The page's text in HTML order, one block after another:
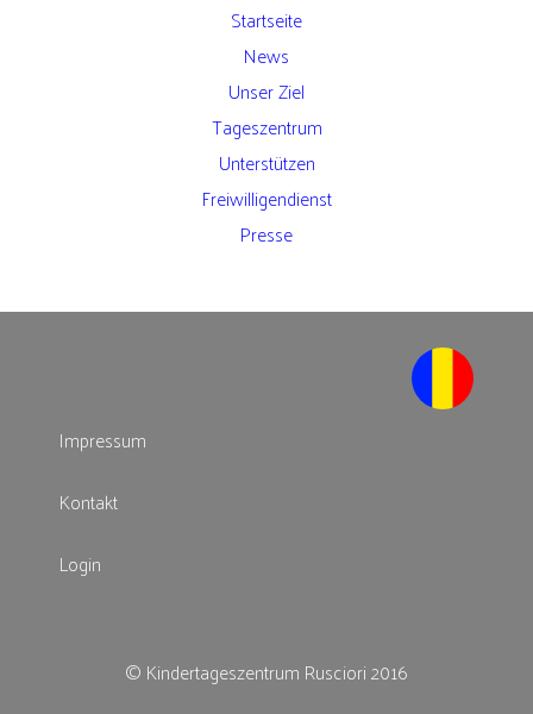
Startseite
News
Unser Ziel
Tageszentrum
Unterstützen
Freiwilligendienst
Presse
Impressum
Kontakt
Login
© Kindertageszentrum Rusciori 2016